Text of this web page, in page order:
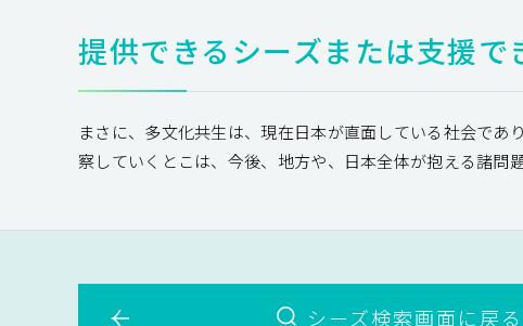
提供できるシーズまたは支援で
まさに、多文化共生は、現在日本が直面している社会で
察していくとこは、今後、地方や、日本全体が抱える諸問
シーズ検索画面に戻る